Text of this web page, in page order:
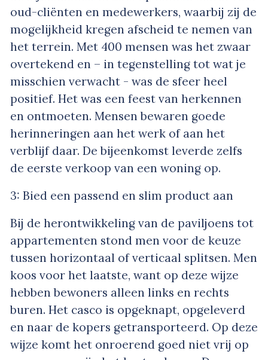
oud-cliënten en medewerkers, waarbij zij de
mogelijkheid kregen afscheid te nemen van
het terrein. Met 400 mensen was het zwaar
overtekend en – in tegenstelling tot wat je
misschien verwacht - was de sfeer heel
positief. Het was een feest van herkennen
en ontmoeten. Mensen bewaren goede
herinneringen aan het werk of aan het
verblijf daar. De bijeenkomst leverde zelfs
de eerste verkoop van een woning op.
3: Bied een passend en slim product aan
Bij de herontwikkeling van de paviljoens tot
appartementen stond men voor de keuze
tussen horizontaal of verticaal splitsen. Men
koos voor het laatste, want op deze wijze
hebben bewoners alleen links en rechts
buren. Het casco is opgeknapt, opgeleverd
en naar de kopers getransporteerd. Op deze
wijze komt het onroerend goed niet vrij op